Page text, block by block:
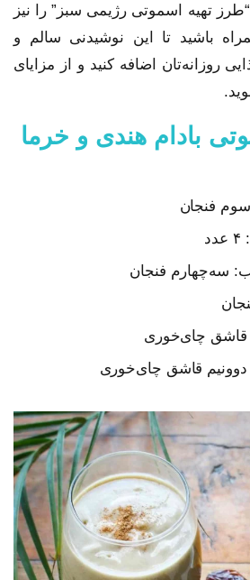
تهیه اسموتی رژیمی سبز” را نیز
باشید تا این نوشیدنی سالم و
روزانه‌تان اضافه کنید و از مزایای
بادام هندی و خرما
فنجان
سه‌چهارم فنجان
قاشق چای‌خوری
دوو‌نیم قاشق چای‌خوری